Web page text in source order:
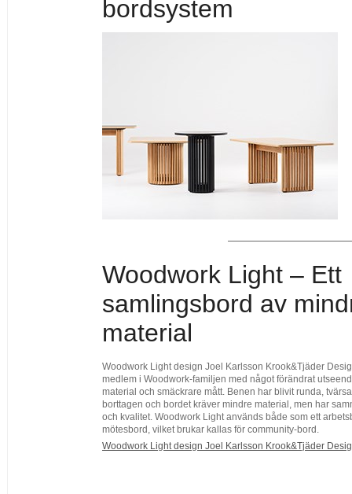
bordsystem
Woodwork Light – Ett
samlingsbord av
material
Woodwork Light design Joel Karlsson Krook&Tjäder
medlem i Woodwork-familjen med något förändrat
material och smäckrare mått. Benen har blivit runda,
borttagen och bordet kräver mindre material, men har
och kvalitet. Woodwork Light används både som ett
mötesbord, vilket brukar kallas för community-bord.
Woodwork Light design Joel Karlsson Krook&Tjäder